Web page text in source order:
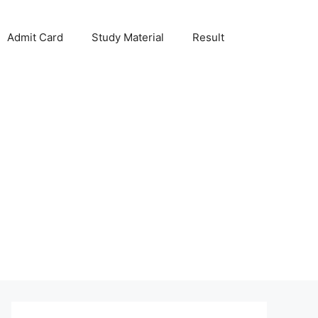
Admit Card Study Material Result